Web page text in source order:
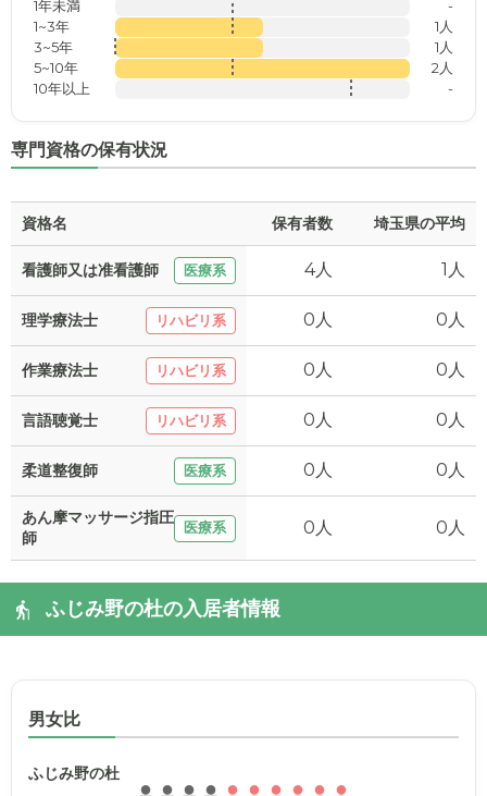
1年未満
-
1~3年
1人
3~5年
1人
5~10年
2人
10年以上
-
専門資格の保有状況
資格名 保有者数 埼玉県の平均
看護師又は准看護師 医療系 4人 1人
理学療法士 リハビリ系 0人 0人
作業療法士 リハビリ系 0人 0人
言語聴覚士 リハビリ系 0人 0人
柔道整復師 医療系 0人 0人
あん摩マッサージ指圧
師
医療系 0人 0人
ふじみ野の杜の入居者情報
男女比
ふじみ野の杜